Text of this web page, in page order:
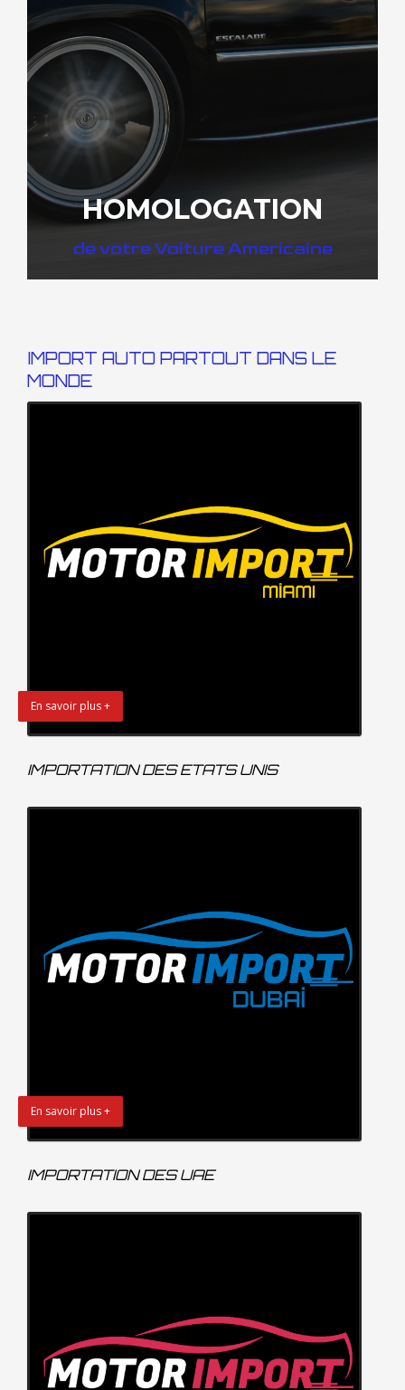
HOMOLOGATION
de votre Voiture Americaine
IMPORT AUTO PARTOUT DANS LE
MONDE
En savoir plus +
IMPORTATION DES ETATS UNIS
En savoir plus +
IMPORTATION DES UAE